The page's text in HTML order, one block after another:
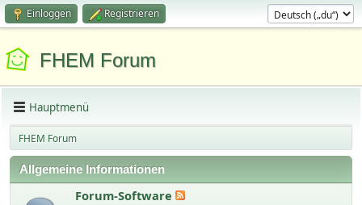
Einloggen Registrieren
FHEM Forum
Hauptmenü
FHEM Forum
Allgemeine Informationen
Forum-Software